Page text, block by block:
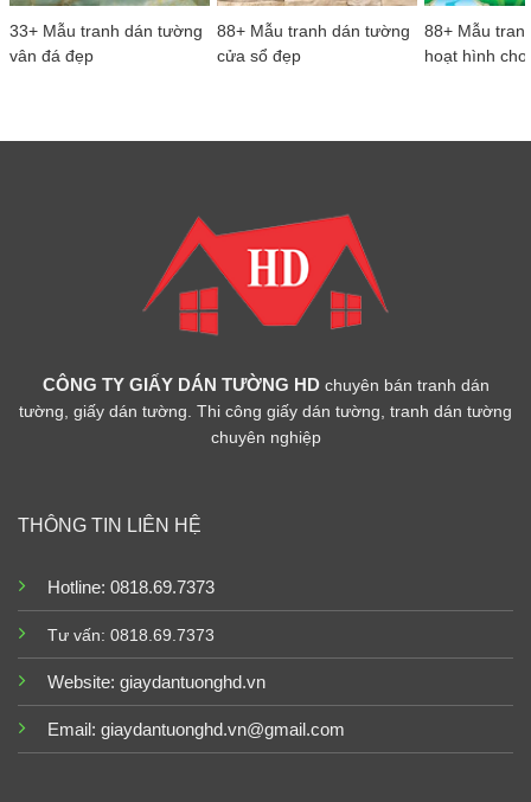
33+ Mẫu tranh dán tường
vân đá đẹp
88+ Mẫu tranh dán tường
cửa sổ đẹp
88+ Mẫu
hoạt hình
CÔNG TY GIẤY DÁN TƯỜNG HD chuyên bán tranh dán
tường, giấy dán tường. Thi công giấy dán tường, tranh dán tường
chuyên nghiệp
THÔNG TIN LIÊN HỆ
Hotline: 0818.69.7373
Tư vấn: 0818.69.7373
Website: giaydantuonghd.vn
Email: giaydantuonghd.vn@gmail.com